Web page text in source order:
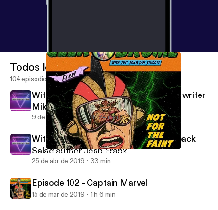
Episode 100 - The Big Episode 100 Extravaganza!!!
Geekodrome
Todos los episodios
104 episodios
With special guest Headlocked Comic writer
Mike Kingston
9 de may de 2019 1 h 24 min
With special guest Giraffes on Horseback
Salad author Josh Frank
25 de abr de 2019 33 min
Episode 102 - Captain Marvel
15 de mar de 2019 1 h 6 min